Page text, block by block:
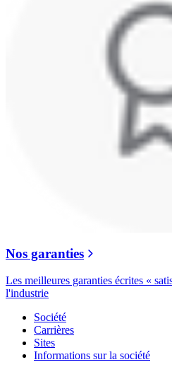
Nos garanties
Les meilleures garanties écrites «
l'industrie
Société
Carrières
Sites
Informations sur la société